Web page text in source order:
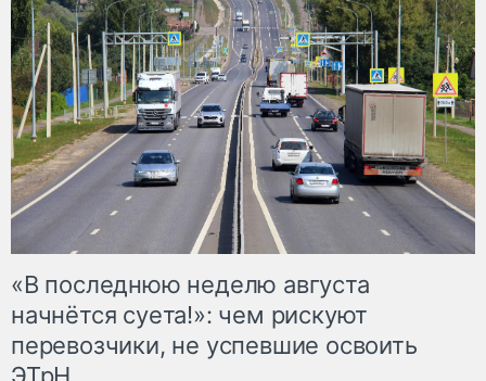
«В последнюю неделю августа
начнётся суета!»: чем рискуют
перевозчики, не успевшие освоить